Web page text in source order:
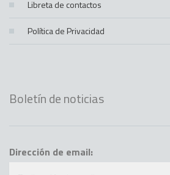
Libreta de contactos
Política de Privacidad
Boletín de noticias
Dirección de email: